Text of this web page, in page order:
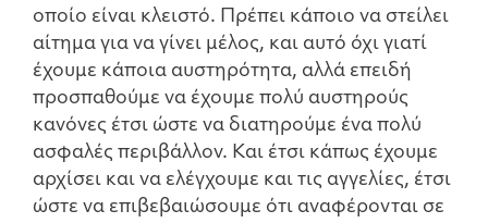
οποίο είναι κλειστό. Πρέπει κάποιο να στείλει
αίτημα για να γίνει μέλος, και αυτό όχι γιατί
έχουμε κάποια αυστηρότητα, αλλά επειδή
προσπαθούμε να έχουμε πολύ αυστηρούς
κανόνες έτσι ώστε να διατηρούμε ένα πολύ
ασφαλές περιβάλλον. Και έτσι κάπως έχουμε
αρχίσει και να ελέγχουμε και τις αγγελίες, έτσι
ώστε να επιβεβαιώσουμε ότι αναφέρονται σε